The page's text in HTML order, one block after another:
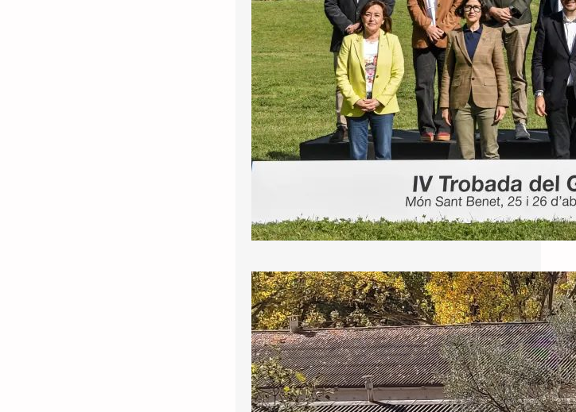
al Món Sant Benet. El cost d’aquestes
trobades ha estat…
El Consell Comarcal aprova la
moció de Junts per frenar la
inseguretat a les carreteres del
Priorat
El Ple del Consell Comarcal del